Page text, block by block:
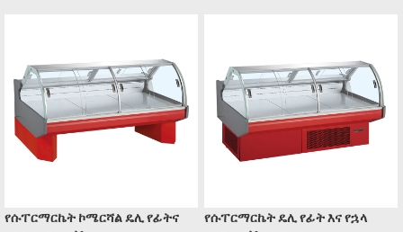
የሱፐርማርኬት ኮሜርሻል ዴሊ የፊትና
የሱፐርማርኬት ዴሊ የፊት እና የኋላ